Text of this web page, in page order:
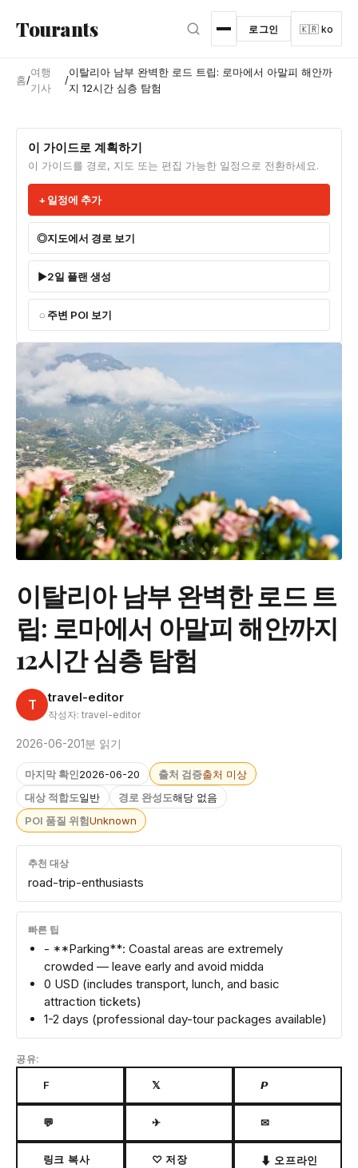
Tourants 로그인 🇰🇷 ko
홈/
여행
기사
/
이탈리아 남부 완벽한 로드 트립: 로마에서 아말피 해안까
지 12시간 심층 탐험
이 가이드로 계획하기
이 가이드를 경로, 지도 또는 편집 가능한 일정으로 전환하세요.
일정에 추가
지도에서 경로 보기
2일 플랜 생성
주변 POI 보기
이탈리아 남부 완벽한 로드 트
립: 로마에서 아말피 해안까지
12시간 심층 탐험
T travel-editor
작성자: travel-editor
2026-06-201분 읽기
마지막 확인2026-06-20 출처 검증출처 미상
대상 적합도일반 경로 완성도해당 없음
POI 품질 위험Unknown
추천 대상
road-trip-enthusiasts
빠른 팁
- **Parking**: Coastal areas are extremely
crowded — leave early and avoid midda
0 USD (includes transport, lunch, and basic
attraction tickets)
1-2 days (professional day-tour packages available)
공유:
F 𝕏 𝙋
💬 ✈ ✉
링크 복사 ♡ 저장 ⬇ 오프라인